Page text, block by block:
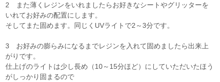
2 また薄くレジンをいれましたらお好きなシートやグリッターを
いれてお好みの配置にします。
そしてまた固めます。同じくUVライトで2～3分です。
3 お好みの膨らみになるまでレジンを入れて固めましたら出来上
がりです。
仕上げのライトは少し長め（10～15分ほど）にしていただいたほう
がしっかり固まるので